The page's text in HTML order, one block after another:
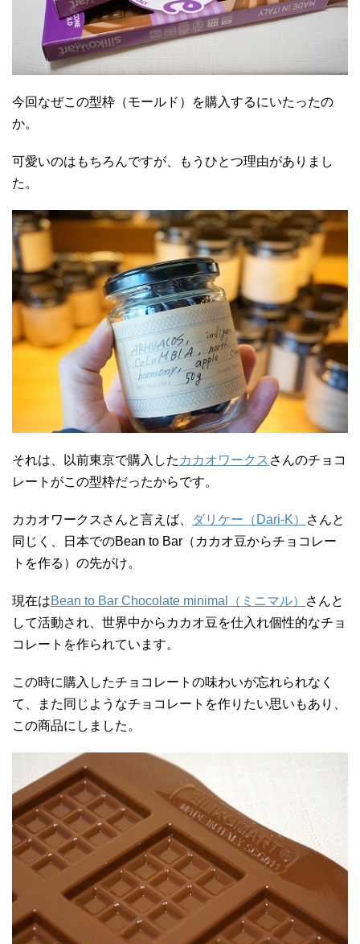
今回なぜこの型枠（モールド）を購入するにいたったの
か。
可愛いのはもちろんですが、もうひとつ理由がありまし
た。
それは、以前東京で購入した カカオワークス さんのチョコ
レートがこの型枠だったからです。
カカオワークスさんと言えば、 ダリケー（Dari-K）
さんと
同じく、日本でのBean to Bar（カカオ豆からチョコレー
トを作る）の先がけ。
現在はBean to Bar Chocolate minimal（ミニマル）
さんと
して活動され、世界中からカカオ豆を仕入れ個性的なチョ
コレートを作られています。
この時に購入したチョコレートの味わいが忘れられなく
て、また同じようなチョコレートを作りたい思いもあり、
この商品にしました。